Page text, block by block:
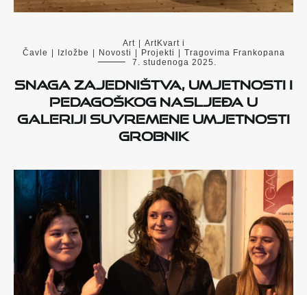
Art
ArtKvart i
Čavle
Izložbe Novosti Projekti
Tragovima Frankopana
7. studenoga 2025.
Snaga zajedništva, umjetnosti i
pedagoškog nasljeđa u
Galeriji suvremene umjetnosti
Grobnik